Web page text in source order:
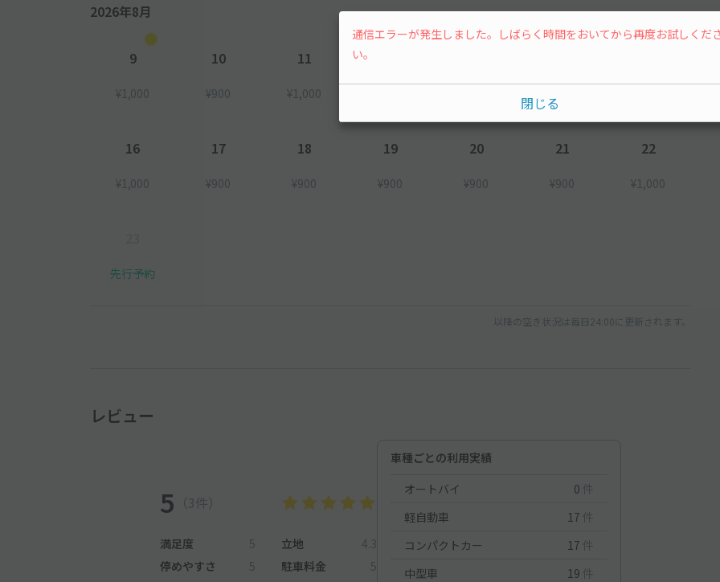
2026年8月
9
¥1,000
10
¥900
11
¥1,000
16
¥1,000
17
¥900
18
¥900
19
¥900
20
¥900
21
¥900
22
¥1,000
先行予約
以降の空き状況は毎日24:00に更新されます。
レビュー
5 （3件）
満足度 5 立地
4.3
停めやすさ
5 駐車料金 5
車種ごとの利用実績
オートバイ
0 件
軽自動車
17 件
コンパクトカー
17 件
中型車
19 件
通信エラーが発生しました。しばらく時間をおいてから再度お試しくだ
い。
閉じる